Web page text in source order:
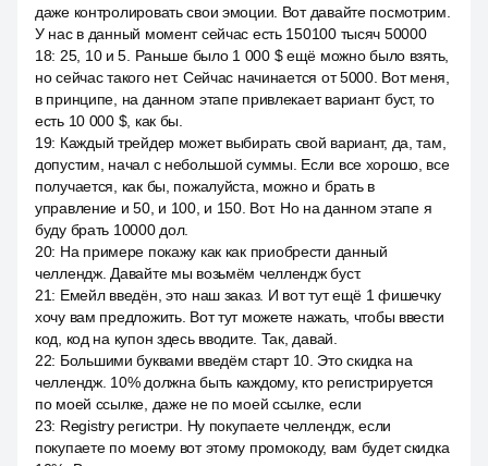
даже контролировать свои эмоции. Вот давайте посмотрим.
У нас в данный момент сейчас есть 150100 тысяч 50000
18: 25, 10 и 5. Раньше было 1 000 $ ещё можно было взять,
но сейчас такого нет. Сейчас начинается от 5000. Вот меня,
в принципе, на данном этапе привлекает вариант буст, то
есть 10 000 $, как бы.
19: Каждый трейдер может выбирать свой вариант, да, там,
допустим, начал с небольшой суммы. Если все хорошо, все
получается, как бы, пожалуйста, можно и брать в
управление и 50, и 100, и 150. Вот. Но на данном этапе я
буду брать 10000 дол.
20: На примере покажу как как приобрести данный
челлендж. Давайте мы возьмём челлендж буст.
21: Емейл введён, это наш заказ. И вот тут ещё 1 фишечку
хочу вам предложить. Вот тут можете нажать, чтобы ввести
код, код на купон здесь вводите. Так, давай.
22: Большими буквами введём старт 10. Это скидка на
челлендж. 10% должна быть каждому, кто регистрируется
по моей ссылке, даже не по моей ссылке, если
23: Registry регистри. Ну покупаете челлендж, если
покупаете по моему вот этому промокоду, вам будет скидка